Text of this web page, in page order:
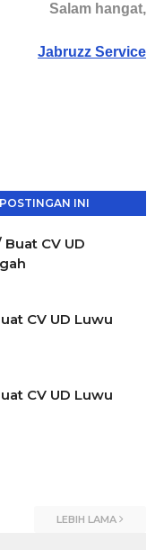
Salam hangat,
Jabruzz Service
INI
Buat CV UD
CV UD Luwu
CV UD Luwu
LEBIH LAMA